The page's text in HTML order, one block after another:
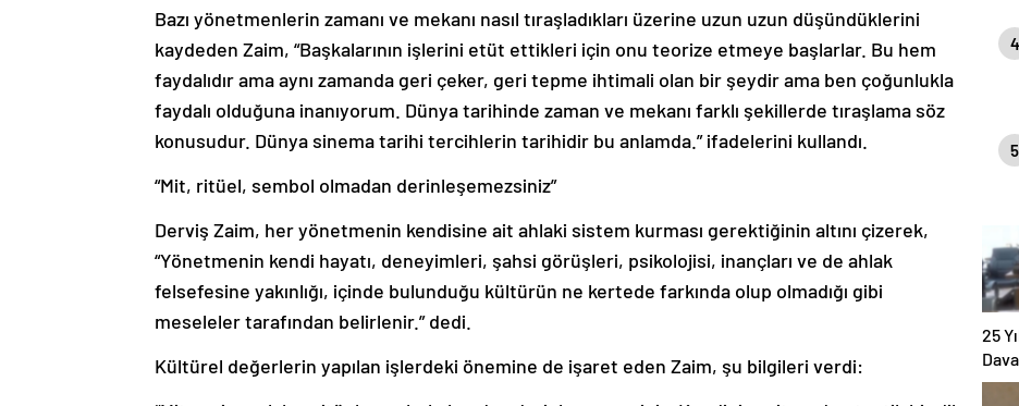
Bazı yönetmenlerin zamanı ve mekanı nasıl tıraşladıkları üzerine uzun uzun düşündüklerini
kaydeden Zaim, “Başkalarının işlerini etüt ettikleri için onu teorize etmeye başlarlar. Bu hem
faydalıdır ama aynı zamanda geri çeker, geri tepme ihtimali olan bir şeydir ama ben çoğunlukla
faydalı olduğuna inanıyorum. Dünya tarihinde zaman ve mekanı farklı şekillerde tıraşlama söz
konusudur. Dünya sinema tarihi tercihlerin tarihidir bu anlamda.” ifadelerini kullandı.
“Mit, ritüel, sembol olmadan derinleşemezsiniz”
Derviş Zaim, her yönetmenin kendisine ait ahlaki sistem kurması gerektiğinin altını çizerek,
“Yönetmenin kendi hayatı, deneyimleri, şahsi görüşleri, psikolojisi, inançları ve de ahlak
felsefesine yakınlığı, içinde bulunduğu kültürün ne kertede farkında olup olmadığı gibi
meseleler tarafından belirlenir.” dedi.
Kültürel değerlerin yapılan işlerdeki önemine de işaret eden Zaim, şu bilgileri verdi:
4
5
25